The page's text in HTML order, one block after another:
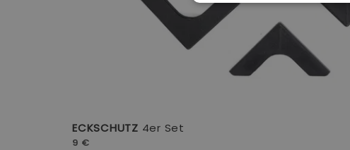
ECKSCHUTZ 4er Set
9 €